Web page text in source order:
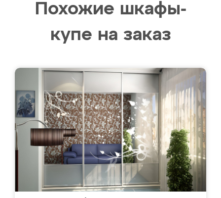
Похожие шкафы-
купе на заказ